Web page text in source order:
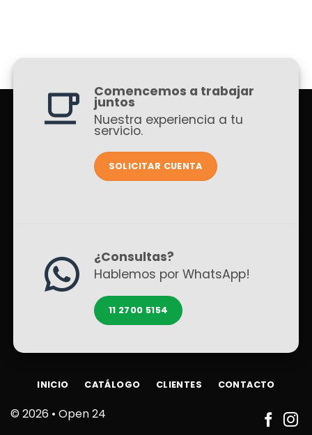
Comencemos a trabajar
juntos
Nuestra experiencia a tu
servicio.
SOLICITAR CUENTA
¿Consultas?
Hablemos por WhatsApp!
11 2700 5154
© 2026 • Open 24
INICIO CATÁLOGO CLIENTES CONTACTO